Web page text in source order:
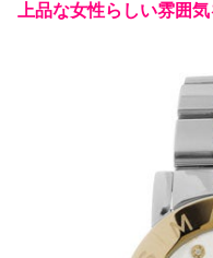
上品な女性らしい雰囲